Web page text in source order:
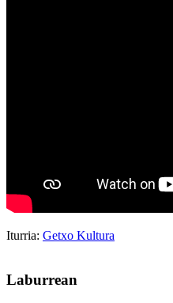
Iturria: Getxo Kultura
Laburrean